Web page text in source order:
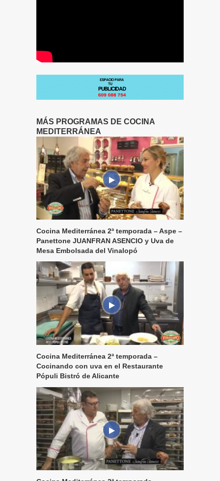
MÁS PROGRAMAS DE COCINA
MEDITERRÁNEA
Cocina Mediterránea 2ª temporada – Aspe –
Panettone JUANFRAN ASENCIO y Uva de
Mesa Embolsada del Vinalopó
Cocina Mediterránea 2ª temporada –
Cocinando con uva en el Restaurante
Pópuli Bistró de Alicante